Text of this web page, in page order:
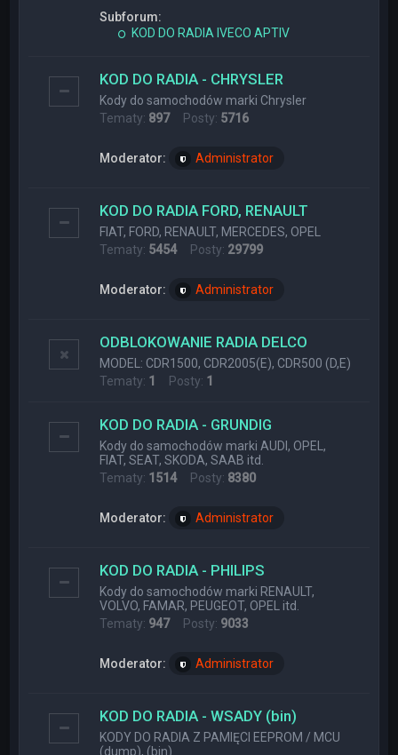
Subforum:
KOD DO RADIA IVECO APTIV
KOD DO RADIA - CHRYSLER
Kody do samochodów marki Chrysler
Tematy: 897Posty: 5716
Moderator: Administrator
KOD DO RADIA FORD, RENAULT
FIAT, FORD, RENAULT, MERCEDES, OPEL
Tematy: 5454Posty: 29799
Moderator: Administrator
ODBLOKOWANIE RADIA DELCO
MODEL: CDR1500, CDR2005(E), CDR500 (D,E)
Tematy: 1 Posty: 1
KOD DO RADIA - GRUNDIG
Kody do samochodów marki AUDI, OPEL,
FIAT, SEAT, SKODA, SAAB itd.
Tematy: 1514Posty: 8380
Moderator: Administrator
KOD DO RADIA - PHILIPS
Kody do samochodów marki RENAULT,
VOLVO, FAMAR, PEUGEOT, OPEL itd.
Tematy: 947Posty: 9033
Moderator: Administrator
KOD DO RADIA - WSADY (bin)
KODY DO RADIA Z PAMIĘCI EEPROM / MCU
(dump), (bin)